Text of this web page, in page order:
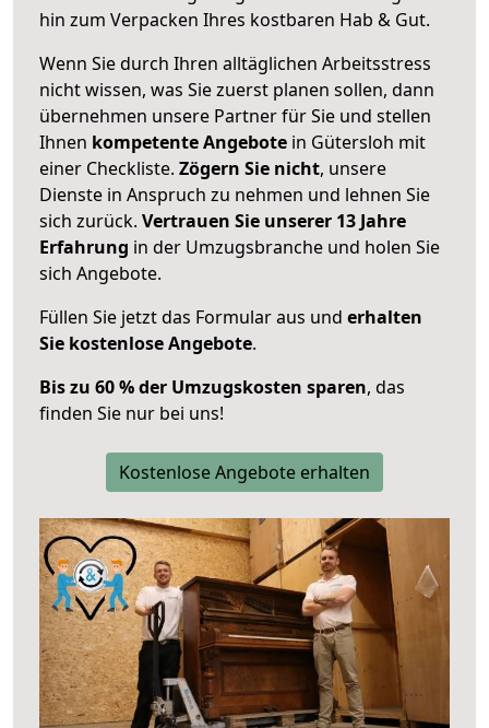
hin zum Verpacken Ihres kostbaren Hab & Gut.
Wenn Sie durch Ihren alltäglichen Arbeitsstress
nicht wissen, was Sie zuerst planen sollen, dann
übernehmen unsere Partner für Sie und stellen
Ihnen kompetente Angebote in Gütersloh mit
einer Checkliste. Zögern Sie nicht, unsere
Dienste in Anspruch zu nehmen und lehnen Sie
sich zurück. Vertrauen Sie unserer 13 Jahre
Erfahrung in der Umzugsbranche und holen Sie
sich Angebote.
Füllen Sie jetzt das Formular aus und erhalten
Sie kostenlose Angebote.
Bis zu 60 % der Umzugskosten sparen, das
finden Sie nur bei uns!
Kostenlose Angebote erhalten